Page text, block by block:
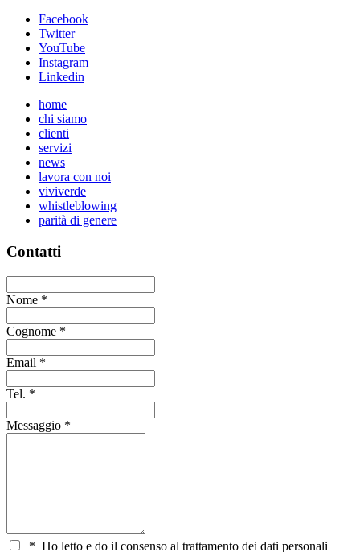
Facebook
Twitter
YouTube
Instagram
Linkedin
home
chi siamo
clienti
servizi
news
lavora con noi
viviverde
whistleblowing
parità di genere
Contatti
Nome *
Cognome *
Email *
Tel. *
Messaggio *
* Ho letto e do il consenso al trattamento dei dati personali